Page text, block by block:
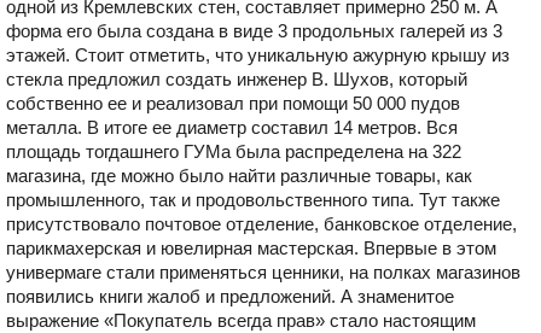
одной из Кремлевских стен, составляет примерно 250 м. А
форма его была создана в виде 3 продольных галерей из 3
этажей. Стоит отметить, что уникальную ажурную крышу из
стекла предложил создать инженер В. Шухов, который
собственно ее и реализовал при помощи 50 000 пудов
металла. В итоге ее диаметр составил 14 метров. Вся
площадь тогдашнего ГУМа была распределена на 322
магазина, где можно было найти различные товары, как
промышленного, так и продовольственного типа. Тут также
присутствовало почтовое отделение, банковское отделение,
парикмахерская и ювелирная мастерская. Впервые в этом
универмаге стали применяться ценники, на полках магазинов
появились книги жалоб и предложений. А знаменитое
выражение «Покупатель всегда прав» стало настоящим